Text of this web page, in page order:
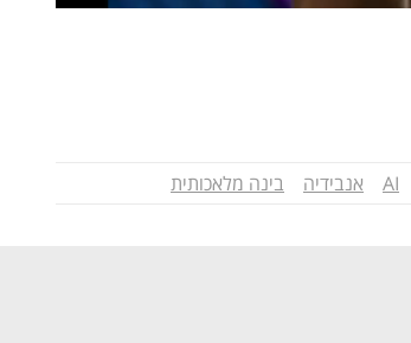
AI אנבידיה בינה מלאכותית